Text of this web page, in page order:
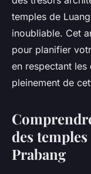
temples de
inoubliable. Cet
pour planifier
en respectant les
pleinement de
des
Prabang